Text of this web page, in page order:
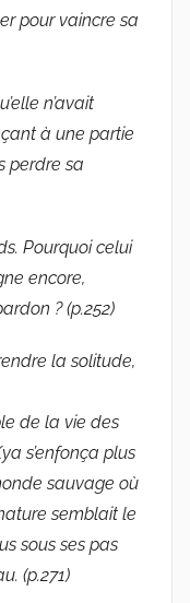
pour vaincre sa
n’avait
à une partie
perdre sa
Pourquoi celui
encore,
? (p.252)
la solitude,
de la vie des
s’enfonça plus
sauvage où
semblait le
sous ses pas
(p.271)